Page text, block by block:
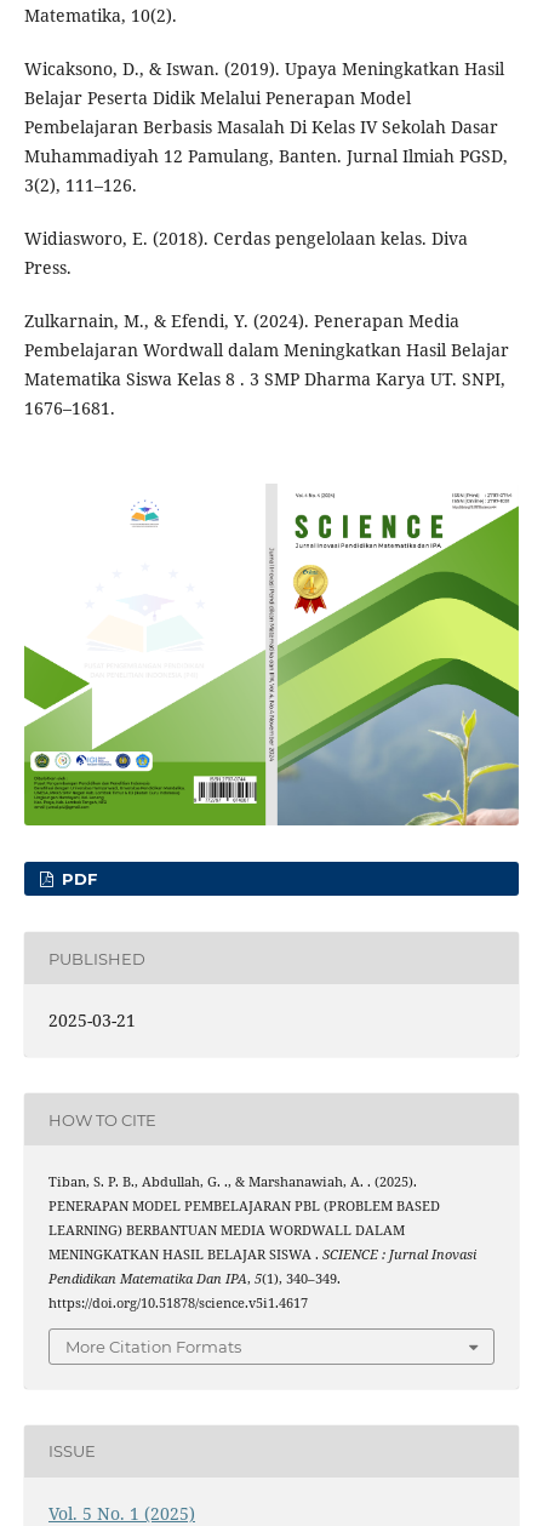
Matematika, 10(2).
Wicaksono, D., & Iswan. (2019). Upaya Meningkatkan Hasil
Belajar Peserta Didik Melalui Penerapan Model
Pembelajaran Berbasis Masalah Di Kelas IV Sekolah Dasar
Muhammadiyah 12 Pamulang, Banten. Jurnal Ilmiah PGSD,
3(2), 111–126.
Widiasworo, E. (2018). Cerdas pengelolaan kelas. Diva
Press.
Zulkarnain, M., & Efendi, Y. (2024). Penerapan Media
Pembelajaran Wordwall dalam Meningkatkan Hasil Belajar
Matematika Siswa Kelas 8 . 3 SMP Dharma Karya UT. SNPI,
1676–1681.
PDF
PUBLISHED
2025-03-21
HOW TO CITE
Tiban, S. P. B., Abdullah, G. ., & Marshanawiah, A. . (2025).
PENERAPAN MODEL PEMBELAJARAN PBL (PROBLEM BASED
LEARNING) BERBANTUAN MEDIA WORDWALL DALAM
MENINGKATKAN HASIL BELAJAR SISWA . SCIENCE : Jurnal Inovasi
Pendidikan Matematika Dan IPA, 5(1), 340–349.
https://doi.org/10.51878/science.v5i1.4617
More Citation Formats
ISSUE
Vol. 5 No. 1 (2025)